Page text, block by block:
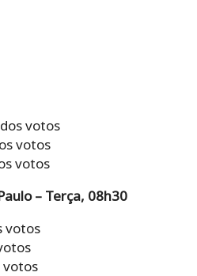
votos
votos
votos
– Terça, 08h30
votos
votos